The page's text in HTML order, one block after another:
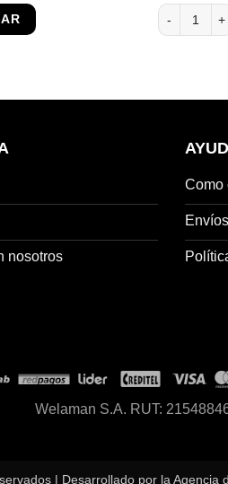
Puerta Con Estantes 100% Mdp
era:
$
Ropero
nosotros
Como
Welaman S.A. RUT:
| Desarrollado por la Agencia